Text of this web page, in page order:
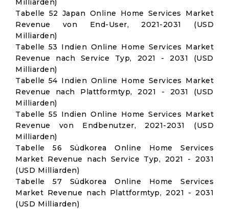
Milliarden)
Tabelle 52 Japan Online Home Services Market
Revenue von End-User, 2021-2031 (USD
Milliarden)
Tabelle 53 Indien Online Home Services Market
Revenue nach Service Typ, 2021 - 2031 (USD
Milliarden)
Tabelle 54 Indien Online Home Services Market
Revenue nach Plattformtyp, 2021 - 2031 (USD
Milliarden)
Tabelle 55 Indien Online Home Services Market
Revenue von Endbenutzer, 2021-2031 (USD
Milliarden)
Tabelle 56 Südkorea Online Home Services
Market Revenue nach Service Typ, 2021 - 2031
(USD Milliarden)
Tabelle 57 Südkorea Online Home Services
Market Revenue nach Plattformtyp, 2021 - 2031
(USD Milliarden)